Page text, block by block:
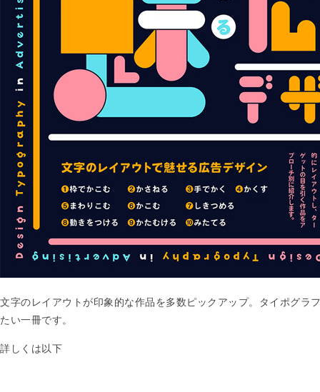
文字のレイアウトが印象的な作品を多数ピックアップ。タイポグラ
たい一冊です。
詳しくは以下